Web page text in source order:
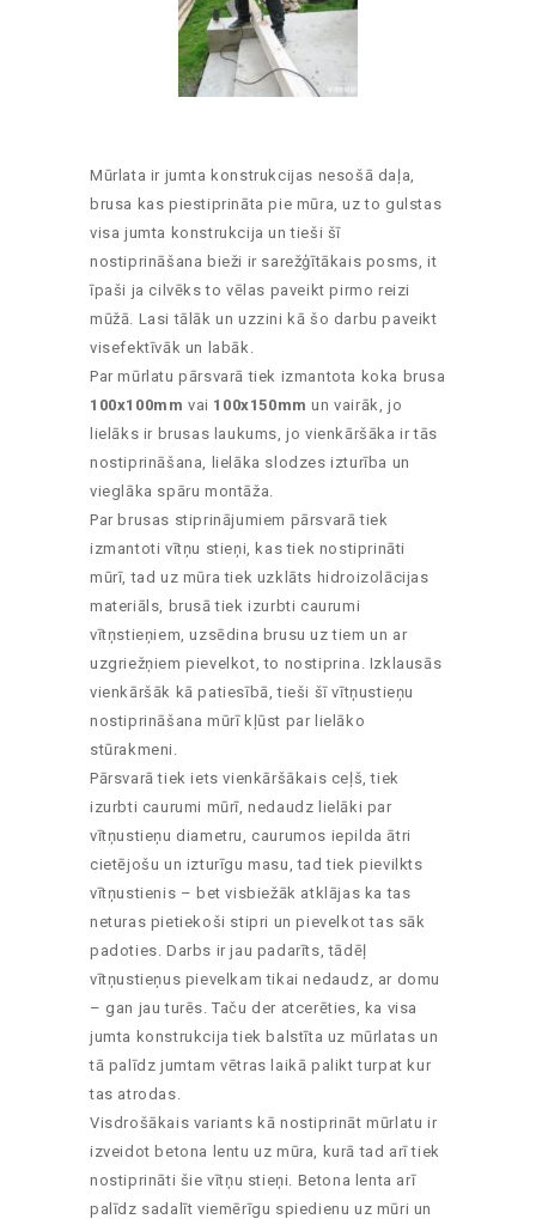
Mūrlata ir jumta konstrukcijas nesošā daļa,
brusa kas piestiprināta pie mūra, uz to gulstas
visa jumta konstrukcija un tieši šī
nostiprināšana bieži ir sarežģītākais posms, it
īpaši ja cilvēks to vēlas paveikt pirmo reizi
mūžā. Lasi tālāk un uzzini kā šo darbu paveikt
visefektīvāk un labāk.
Par mūrlatu pārsvarā tiek izmantota koka brusa
100x100mm vai 100x150mm un vairāk, jo
lielāks ir brusas laukums, jo vienkāršāka ir tās
nostiprināšana, lielāka slodzes izturība un
vieglāka spāru montāža.
Par brusas stiprinājumiem pārsvarā tiek
izmantoti vītņu stieņi, kas tiek nostiprināti
mūrī, tad uz mūra tiek uzklāts hidroizolācijas
materiāls, brusā tiek izurbti caurumi
vītņstieņiem, uzsēdina brusu uz tiem un ar
uzgriežņiem pievelkot, to nostiprina. Izklausās
vienkāršāk kā patiesībā, tieši šī vītņustieņu
nostiprināšana mūrī kļūst par lielāko
stūrakmeni.
Pārsvarā tiek iets vienkāršākais ceļš, tiek
izurbti caurumi mūrī, nedaudz lielāki par
vītņustieņu diametru, caurumos iepilda ātri
cietējošu un izturīgu masu, tad tiek pievilkts
vītņustienis – bet visbiežāk atklājas ka tas
neturas pietiekoši stipri un pievelkot tas sāk
padoties. Darbs ir jau padarīts, tādēļ
vītņustieņus pievelkam tikai nedaudz, ar domu
– gan jau turēs. Taču der atcerēties, ka visa
jumta konstrukcija tiek balstīta uz mūrlatas un
tā palīdz jumtam vētras laikā palikt turpat kur
tas atrodas.
Visdrošākais variants kā nostiprināt mūrlatu ir
izveidot betona lentu uz mūra, kurā tad arī tiek
nostiprināti šie vītņu stieņi. Betona lenta arī
palīdz sadalīt viemērīgu spiedienu uz mūri un